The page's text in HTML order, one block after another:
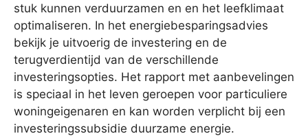
stuk kunnen verduurzamen en en het leefklimaat
optimaliseren. In het energiebesparingsadvies
bekijk je uitvoerig de investering en de
terugverdientijd van de verschillende
investeringsopties. Het rapport met aanbevelingen
is speciaal in het leven geroepen voor particuliere
woningeigenaren en kan worden verplicht bij een
investeringssubsidie duurzame energie.